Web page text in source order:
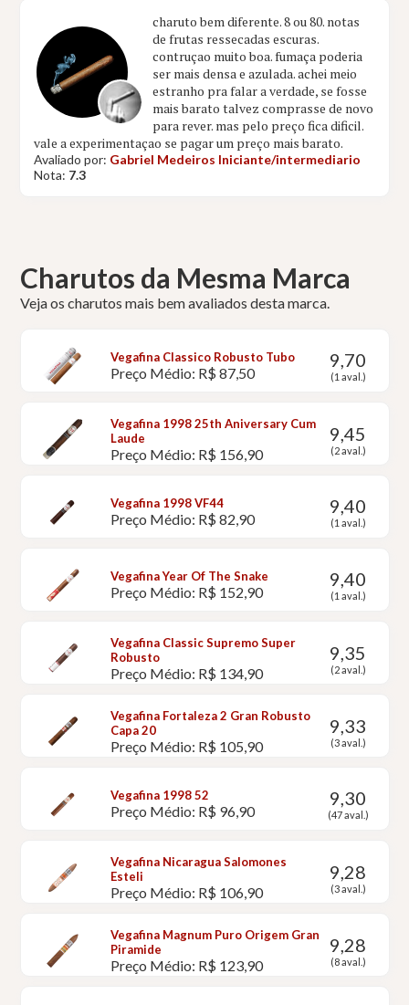
charuto bem diferente. 8 ou 80. notas
de frutas ressecadas escuras.
contruçao muito boa. fumaça poderia
ser mais densa e azulada. achei meio
estranho pra falar a verdade, se fosse
mais barato talvez comprasse de novo
para rever. mas pelo preço fica dificil.
vale a experimentaçao se pagar um preço mais barato.
Avaliado por: Gabriel Medeiros Iniciante/intermediario
Nota: 7.3
Charutos da Mesma Marca
Veja os charutos mais bem avaliados desta marca.
Vegafina Classico Robusto Tubo
Preço Médio: R$ 87,50
9,70
(1 aval.)
Vegafina 1998 25th Aniversary Cum
Laude
Preço Médio: R$ 156,90
9,45
(2 aval.)
Vegafina 1998 VF44
Preço Médio: R$ 82,90
9,40
(1 aval.)
Vegafina Year Of The Snake
Preço Médio: R$ 152,90
9,40
(1 aval.)
Vegafina Classic Supremo Super
Robusto
Preço Médio: R$ 134,90
9,35
(2 aval.)
Vegafina Fortaleza 2 Gran Robusto
Capa 20
Preço Médio: R$ 105,90
9,33
(3 aval.)
Vegafina 1998 52
Preço Médio: R$ 96,90
9,30
(47 aval.)
Vegafina Nicaragua Salomones
Esteli
Preço Médio: R$ 106,90
9,28
(3 aval.)
Vegafina Magnum Puro Origem Gran
Piramide
Preço Médio: R$ 123,90
9,28
(8 aval.)